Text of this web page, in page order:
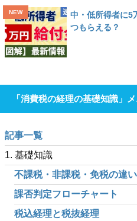
中・低所得者に5
つもらえる？
「消費税の経理の基礎知識」
記事一覧
1. 基礎知識
不課税・非課税・免税の違い
課否判定フローチャート
税込経理と税抜経理